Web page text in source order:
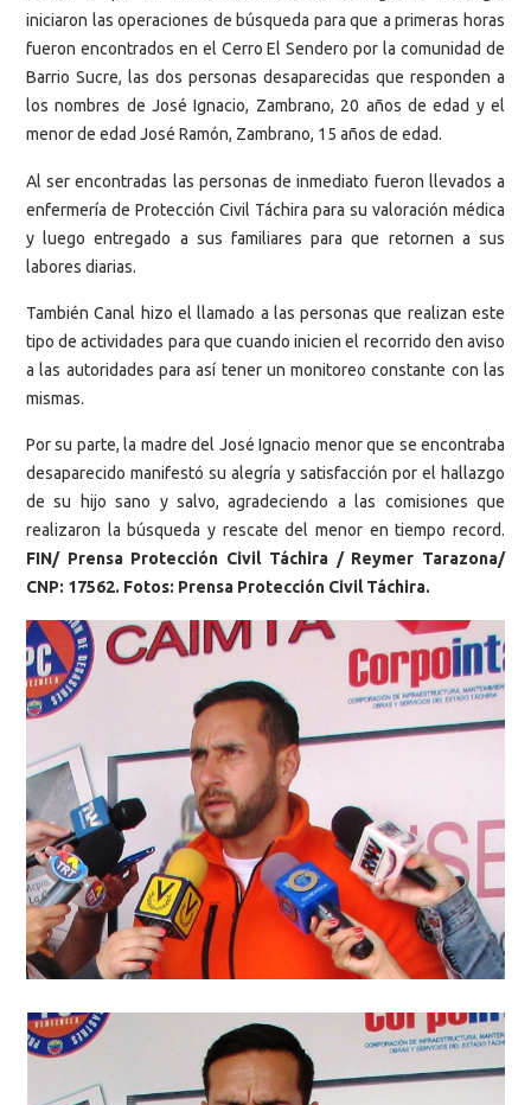
iniciaron las operaciones de búsqueda para que a primeras horas
fueron encontrados en el Cerro El Sendero por la comunidad de
Barrio Sucre, las dos personas desaparecidas que responden a
los nombres de José Ignacio, Zambrano, 20 años de edad y el
menor de edad José Ramón, Zambrano, 15 años de edad.
Al ser encontradas las personas de inmediato fueron llevados a
enfermería de Protección Civil Táchira para su valoración médica
y luego entregado a sus familiares para que retornen a sus
labores diarias.
También Canal hizo el llamado a las personas que realizan este
tipo de actividades para que cuando inicien el recorrido den aviso
a las autoridades para así tener un monitoreo constante con las
mismas.
Por su parte, la madre del José Ignacio menor que se encontraba
desaparecido manifestó su alegría y satisfacción por el hallazgo
de su hijo sano y salvo, agradeciendo a las comisiones que
realizaron la búsqueda y rescate del menor en tiempo record.
FIN/ Prensa Protección Civil Táchira / Reymer Tarazona/
CNP: 17562. Fotos: Prensa Protección Civil Táchira.